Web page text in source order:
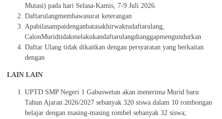
Mutasi) pada hari Selasa-Kamis, 7-9 Juli 2026.
Daftarulangmembawasurat keterangan
Apabilasampaidenganbatasakhirwaktudaftarulang,
CalonMuridtidakmelakukandaftarulangdianggapmengundurkan
Daftar Ulang tidak dikaitkan dengan persyaratan yang berkaitan
dengan
LAIN LAIN
UPTD SMP Negeri 1 Gabuswetan akan menerima Murid baru
Tahun Ajaran 2026/2027 sebanyak 320 siswa dalam 10 rombongan
belajar dengan masing-masing rombel sebanyak 32 siswa;